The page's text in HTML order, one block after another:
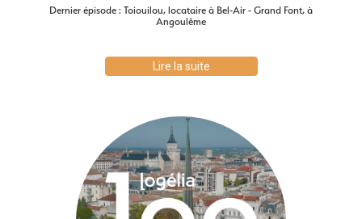
Dernier épisode : Toiouilou, locataire à Bel-Air - Grand Font, à
Angoulême
Lire la suite